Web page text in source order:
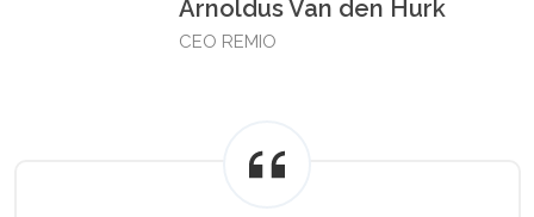
Arnoldus Van den Hurk
CEO REMIO